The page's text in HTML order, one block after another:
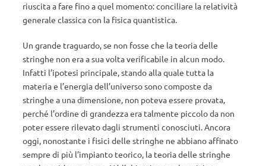
riuscita a fare fino a quel momento: conciliare la relatività
generale classica con la fisica quantistica.
Un grande traguardo, se non fosse che la teoria delle
stringhe non era a sua volta verificabile in alcun modo.
Infatti l’ipotesi principale, stando alla quale tutta la
materia e l’energia dell’universo sono composte da
stringhe a una dimensione, non poteva essere provata,
perché l’ordine di grandezza era talmente piccolo da non
poter essere rilevato dagli strumenti conosciuti. Ancora
oggi, nonostante i fisici delle stringhe ne abbiano affinato
sempre di più l’impianto teorico, la teoria delle stringhe